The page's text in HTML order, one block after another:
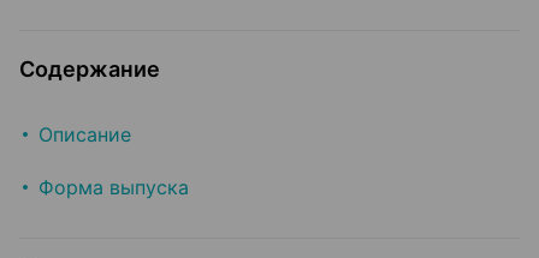
Содержание
Описание
Форма выпуска